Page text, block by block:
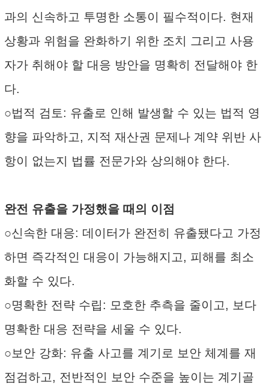
과의 신속하고 투명한 소통이 필수적이다. 현재
상황과 위험을 완화하기 위한 조치 그리고 사용
자가 취해야 할 대응 방안을 명확히 전달해야 한
다.
○법적 검토: 유출로 인해 발생할 수 있는 법적 영
향을 파악하고, 지적 재산권 문제나 계약 위반 사
항이 없는지 법률 전문가와 상의해야 한다.
완전 유출을 가정했을 때의 이점
○신속한 대응: 데이터가 완전히 유출됐다고 가정
하면 즉각적인 대응이 가능해지고, 피해를 최소
화할 수 있다.
○명확한 전략 수립: 모호한 추측을 줄이고, 보다
명확한 대응 전략을 세울 수 있다.
○보안 강화: 유출 사고를 계기로 보안 체계를 재
점검하고, 전반적인 보안 수준을 높이는 계기골